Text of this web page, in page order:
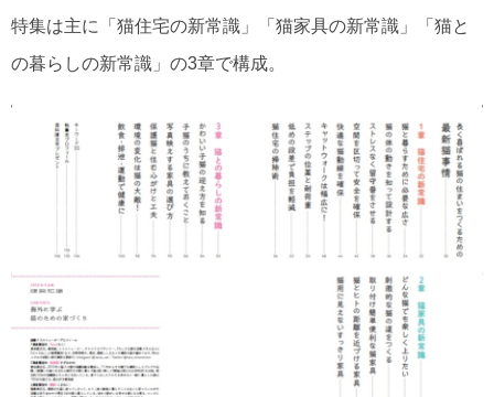
特集は主に「猫住宅の新常識」「猫家具の新常識」「猫と
の暮らしの新常識」の3章で構成。